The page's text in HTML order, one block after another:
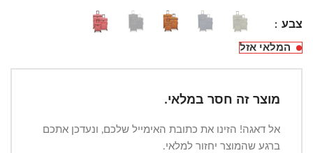
צבע
המלאי אזל
מוצר זה חסר במלאי.
אל דאגה! הזינו את כתובת האימייל שלכם, ונעדכן אתכם
ברגע שהמוצר יחזור למלאי.